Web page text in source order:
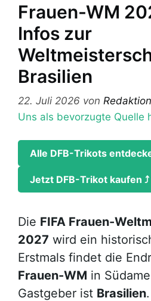
Frauen-WM
Infos zur
Brasilien
22. Juli 2026 von Redaktion
Uns als bevorzugte Quelle
Alle DFB-Trikots
Jetzt DFB-Trikot kaufen ⤴
Die FIFA Frauen-
2027 wird ein
Erstmals findet die
Frauen-WM in
Gastgeber ist Brasilien